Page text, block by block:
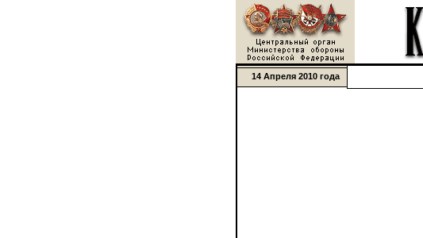
14 Апреля 2010 года